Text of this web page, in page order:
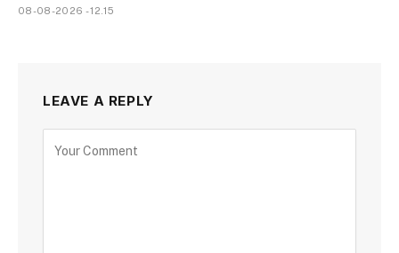
08-08-2026 - 12.15
LEAVE A REPLY